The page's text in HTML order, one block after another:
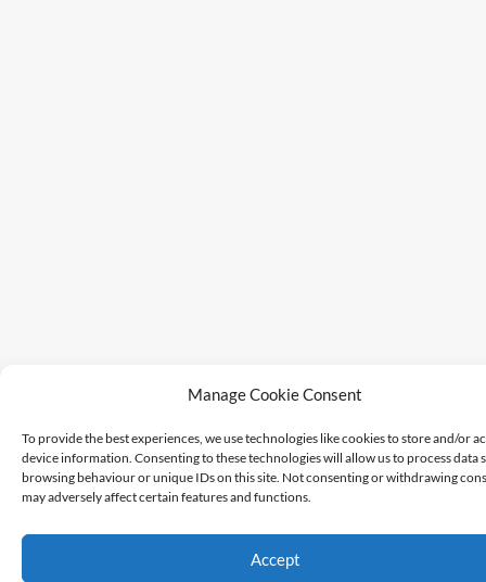
Manage Cookie Consent
To provide the best experiences, we use technologies like cookies to store and/or
device information. Consenting to these technologies will allow us to process data
browsing behaviour or unique IDs on this site. Not consenting or withdrawing
may adversely affect certain features and functions.
Accept